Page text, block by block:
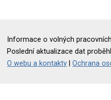
Informace o volných
Poslední aktualizace dat
O webu a kontakty |Ochrana